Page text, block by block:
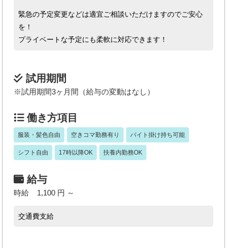
緊急の予定変更などは適宜ご相談いただけますのでご安心
を！
プライベートな予定にも柔軟に対応できます！
試用期間
※試用期間3ヶ月間（給与の変動はなし）
働き方項目
服装・髪色自由 空きコマ勤務有り バイト掛け持ち可能
シフト自由 17時以降OK 扶養内勤務OK
給与
時給 1,100 円 ～
交通費支給